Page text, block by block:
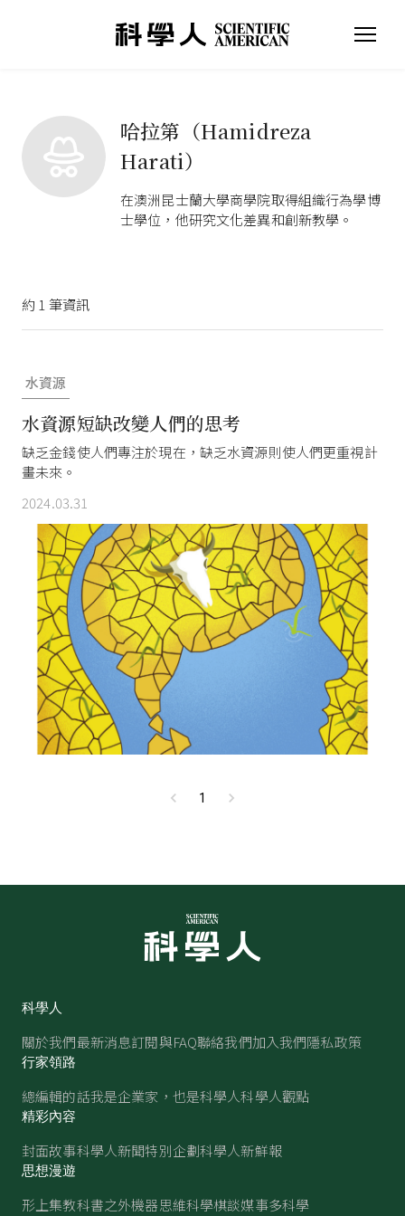
哈拉第（Hamidreza
Harati）
在澳洲昆士蘭大學商學院取得組織行為學博
士學位，他研究文化差異和創新教學。
約 1 筆資訊
水資源
水資源短缺改變人們的思考
缺乏金錢使人們專注於現在，缺乏水資源則使人們更重視計
畫未來。
2024.03.31
1
科學人
關於我們最新消息訂閱與FAQ聯絡我們加入我們隱私政策
行家領路
總編輯的話我是企業家，也是科學人科學人觀點
精彩內容
封面故事科學人新聞特別企劃科學人新鮮報
思想漫遊
形上集教科書之外機器思維科學棋談媒事多科學